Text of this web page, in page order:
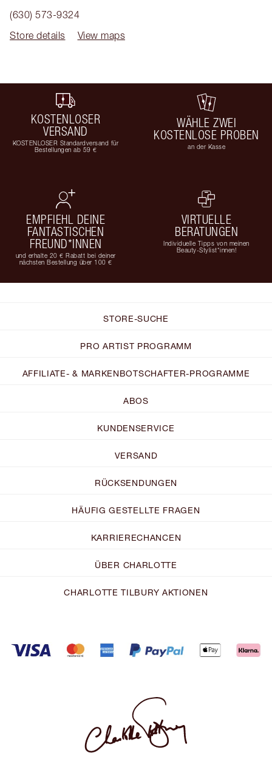
(630) 573-9324
Store details
View maps
KOSTENLOSER
VERSAND
KOSTENLOSER Standardversand für
Bestellungen ab 59 €
WÄHLE ZWEI
KOSTENLOSE PROBEN
an der Kasse
EMPFIEHL DEINE
FANTASTISCHEN
FREUND*INNEN
und erhalte 20 € Rabatt bei deiner
nächsten Bestellung über 100 €
VIRTUELLE
BERATUNGEN
Individuelle Tipps von meinen
Beauty-Stylist*innen!
STORE-SUCHE
PRO ARTIST PROGRAMM
AFFILIATE- & MARKENBOTSCHAFTER-PROGRAMME
ABOS
KUNDENSERVICE
VERSAND
RÜCKSENDUNGEN
HÄUFIG GESTELLTE FRAGEN
KARRIERECHANCEN
ÜBER CHARLOTTE
CHARLOTTE TILBURY AKTIONEN